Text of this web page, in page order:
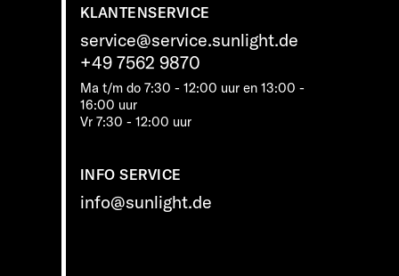
KLANTENSERVICE
service@service.sunlight.de
+49 7562 9870
Ma t/m do 7:30 - 12:00 uur en 13:00 -
16:00 uur
Vr 7:30 - 12:00 uur
INFO SERVICE
info@sunlight.de